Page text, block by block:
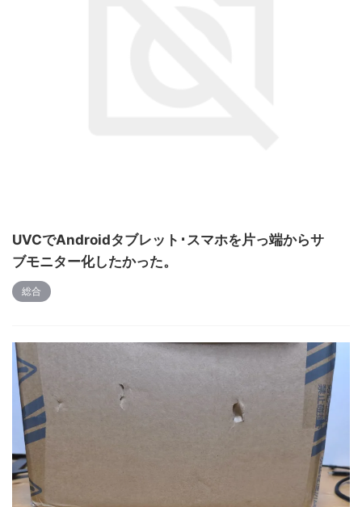
UVCでAndroidタブレット･スマホを片っ端からサ
ブモニター化したかった。
総合